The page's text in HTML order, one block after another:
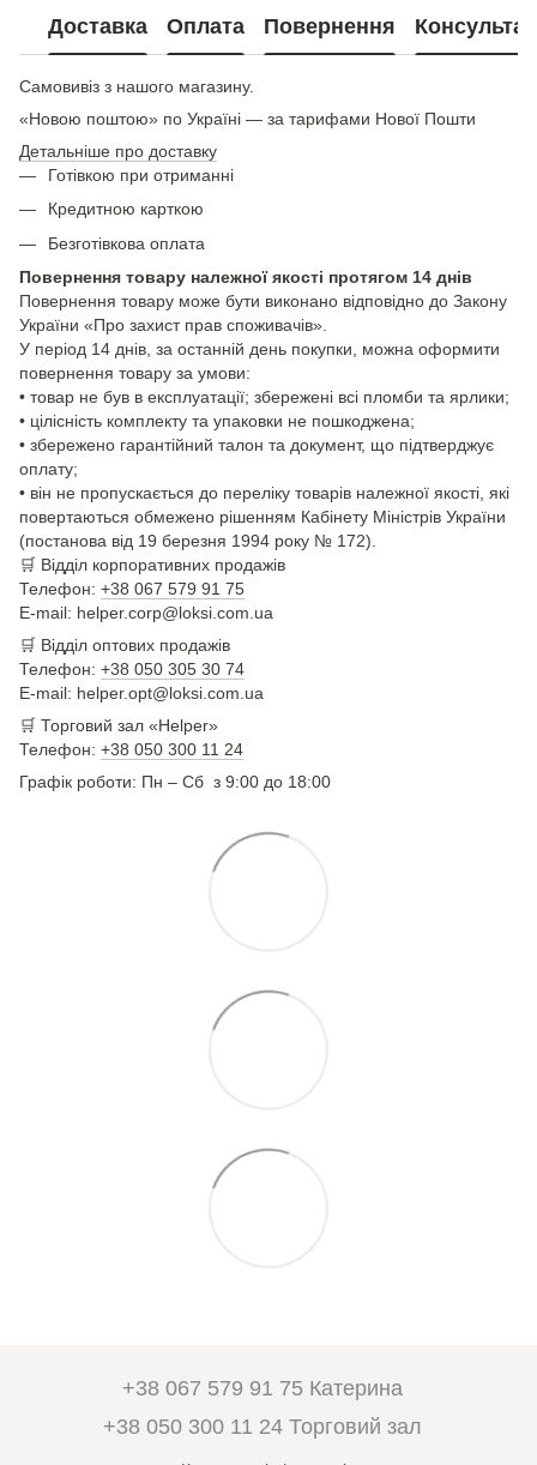
Доставка Оплата Повернення
Самовивіз з нашого магазину.
«Новою поштою» по Україні — за тарифами Нової Пошти
Детальніше про доставку
Готівкою при отриманні
Кредитною карткою
Безготівкова оплата
Повернення товару належної якості протягом 14 днів
Повернення товару може бути виконано відповідно до Закону
України «Про захист прав споживачів».
У період 14 днів, за останній день покупки, можна оформити
повернення товару за умови:
• товар не був в експлуатації; збережені всі пломби та ярлики;
• цілісність комплекту та упаковки не пошкоджена;
• збережено гарантійний талон та документ, що підтверджує
оплату;
• він не пропускається до переліку товарів належної якості, які
повертаються обмежено рішенням Кабінету Міністрів України
(постанова від 19 березня 1994 року № 172).
🛒 Відділ корпоративних продажів
Телефон: +38 067 579 91 75
E-mail: helper.corp@loksi.com.ua
🛒 Відділ оптових продажів
Телефон: +38 050 305 30 74
E-mail: helper.opt@loksi.com.ua
🛒 Торговий зал «Helper»
Телефон: +38 050 300 11 24
Графік роботи: Пн – Сб з 9:00 до 18:00
+38 067 579 91 75 Катерина
+38 050 300 11 24 Торговий зал